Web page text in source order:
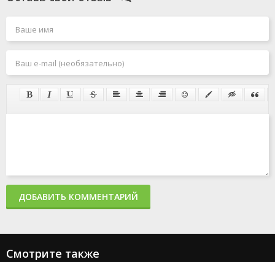
ДОБАВИТЬ КОММЕНТАРИЙ
Смотрите также